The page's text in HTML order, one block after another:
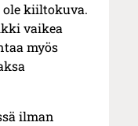
ole kiiltokuva.
vaikea
myös
ilman